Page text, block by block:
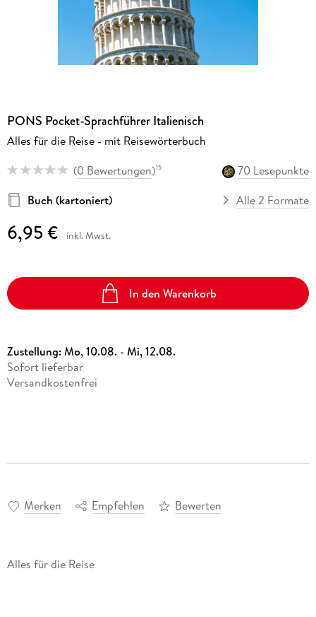
PONS Pocket-Sprachführer Italienisch
Alles für die Reise - mit Reisewörterbuch
(0 Bewertungen)15
70 Lesepunkte
Buch (kartoniert)
Alle 2 Formate
6,95 € inkl. Mwst.
In den Warenkorb
Zustellung:Mo, 10.08. - Mi, 12.08.
Sofort lieferbar
Versandkostenfrei
Merken Empfehlen Bewerten
Alles für die Reise